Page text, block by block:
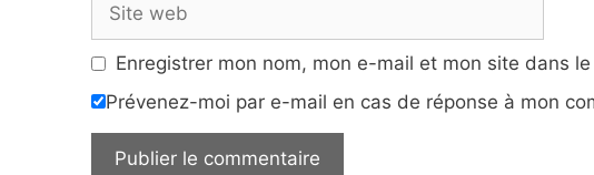
web
Enregistrer mon nom, mon e-mail et mon site dans
Prévenez-moi par e-mail en cas de réponse à mon